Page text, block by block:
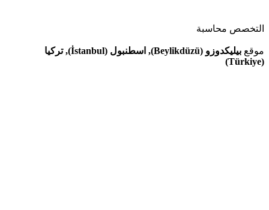
التخصص محاسبة
موقع
بيليكدوزو (Beylikdüzü), اسطنبول (İstanbul), تركيا
(Türkiye)